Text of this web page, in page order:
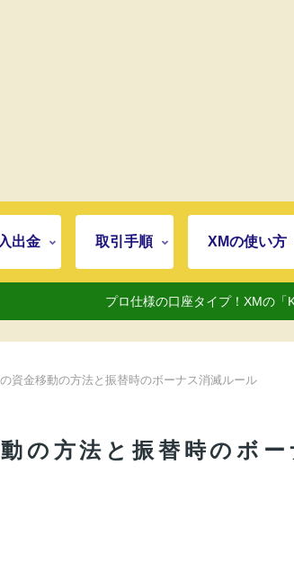
入出金 取引手順 XMの使い方
プロ仕様の口座タイプ！XMの「
資金移動の方法と振替時のボーナス消滅ルール
の方法と振替時のボー